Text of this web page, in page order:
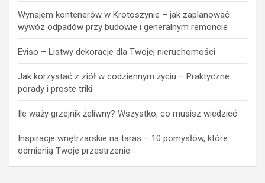
Wynajem kontenerów w Krotoszynie – jak zaplanować
wywóz odpadów przy budowie i generalnym remoncie
Eviso – Listwy dekoracje dla Twojej nieruchomości
Jak korzystać z ziół w codziennym życiu – Praktyczne
porady i proste triki
Ile waży grzejnik żeliwny? Wszystko, co musisz wiedzieć
Inspiracje wnętrzarskie na taras – 10 pomysłów, które
odmienią Twoje przestrzenie